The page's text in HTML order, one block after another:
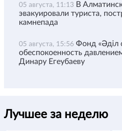
05 августа, 11:13 В
эвакуировали туриста,
камнепада
05 августа, 15:56 Фонд «Әділ
обеспокоенность
Динару Егеубаеву
Лучшее за неделю